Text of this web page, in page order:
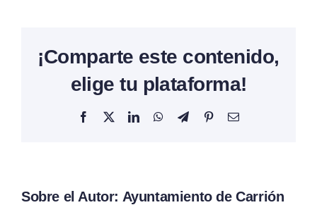
¡Comparte este contenido,
elige tu plataforma!
Facebook
X LinkedInWhatsAppTelegramPinterestCorreo
Sobre el Autor: Ayuntamiento de Carrión